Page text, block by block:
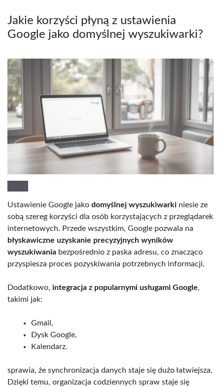
Jakie korzyści płyną z ustawienia
Google jako domyślnej wyszukiwarki?
Ustawienie Google jako domyślnej wyszukiwarki niesie ze
sobą szereg korzyści dla osób korzystających z przeglądarek
internetowych. Przede wszystkim, Google pozwala na
błyskawiczne uzyskanie precyzyjnych wyników
wyszukiwania bezpośrednio z paska adresu, co znacząco
przyspiesza proces pozyskiwania potrzebnych informacji.
Dodatkowo, integracja z popularnymi usługami Google,
takimi jak:
Gmail,
Dysk Google,
Kalendarz.
sprawia, że synchronizacja danych staje się dużo łatwiejsza.
Dzięki temu, organizacja codziennych spraw staje się